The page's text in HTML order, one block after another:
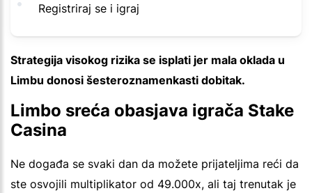
Registriraj se i igraj
Strategija visokog rizika se isplati jer mala oklada u
Limbu donosi šesteroznamenkasti dobitak.
Limbo sreća obasjava igrača Stake
Casina
Ne događa se svaki dan da možete prijateljima reći da
ste osvojili multiplikator od 49.000x, ali taj trenutak je